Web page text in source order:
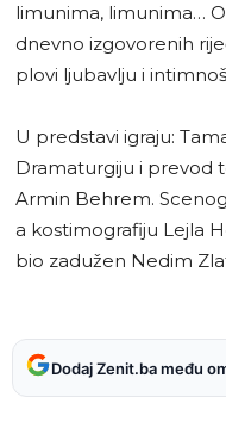
limunima, limunima…
dnevno izgovorenih
plovi ljubavlju i
U predstavi igraju:
Dramaturgiju i prevod
Armin Behrem.
a kostimografiju Lejla
bio zadužen Nedim
Dodaj Zenit.ba među